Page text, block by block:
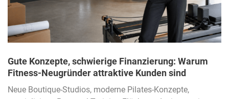
Gute Konzepte, schwierige Finanzierung: Warum
Fitness-Neugründer attraktive Kunden sind
Neue Boutique-Studios, moderne Pilates-Konzepte,